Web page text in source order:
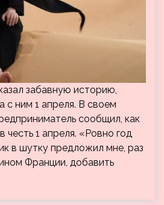
забавную историю,
с ним 1 апреля. В своем
сообщил, как
честь 1 апреля. «Ровно год
в шутку предложил мне, раз
Франции, добавить